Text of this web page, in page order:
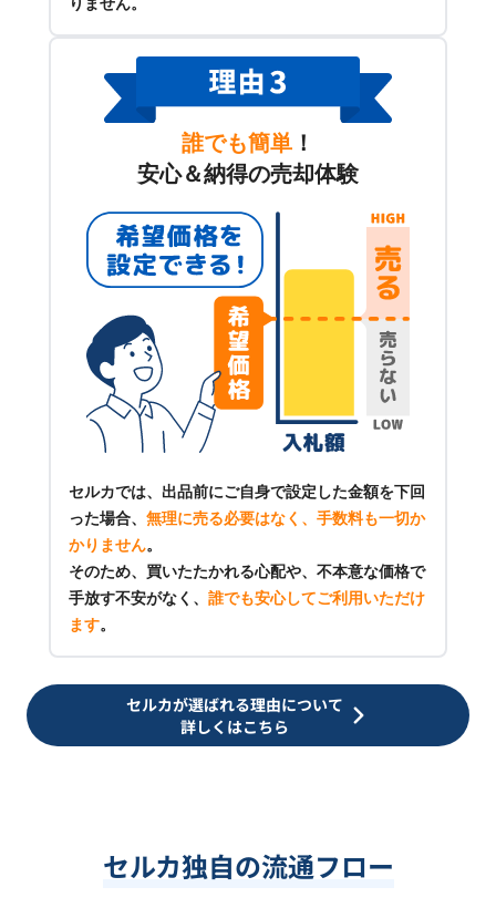
誰でも簡単 ！
安心＆納得の売却体験
セルカでは、出品前にご自身で設定した金額を下回
った場合、 無理に売る必要はなく、手数料も一切か
かりません。
そのため、買いたたかれる心配や、不本意な価格で
手放す不安がなく、 誰でも安心してご利用いただけ
ます。
セルカが選ばれる理由について
詳しくはこちら
セルカ独自の流通フロー